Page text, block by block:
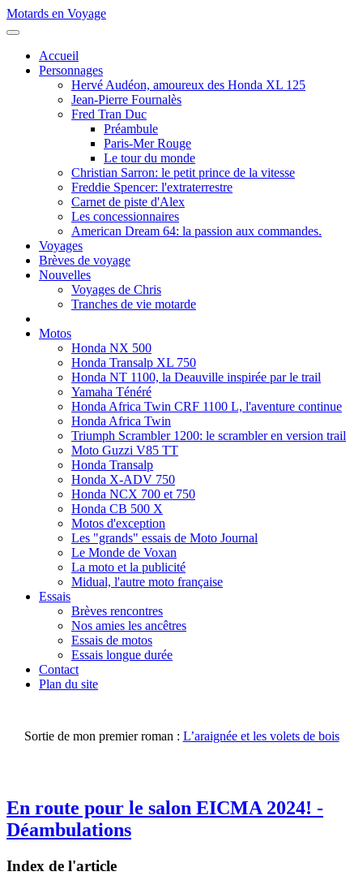
Motards en Voyage
Accueil
Personnages
Hervé Audéon, amoureux des Honda XL 125
Jean-Pierre Fournalès
Fred Tran Duc
Préambule
Paris-Mer Rouge
Le tour du monde
Christian Sarron: le petit prince de la vitesse
Freddie Spencer: l'extraterrestre
Carnet de piste d'Alex
Les concessionnaires
American Dream 64: la passion aux commandes.
Voyages
Brèves de voyage
Nouvelles
Voyages de Chris
Tranches de vie motarde
Motos
Honda NX 500
Honda Transalp XL 750
Honda NT 1100, la Deauville inspirée par le trail
Yamaha Ténéré
Honda Africa Twin CRF 1100 L, l'aventure continue
Honda Africa Twin
Triumph Scrambler 1200: le scrambler en version trail
Moto Guzzi V85 TT
Honda Transalp
Honda X-ADV 750
Honda NCX 700 et 750
Honda CB 500 X
Motos d'exception
Les "grands" essais de Moto Journal
Le Monde de Voxan
La moto et la publicité
Midual, l'autre moto française
Essais
Brèves rencontres
Nos amies les ancêtres
Essais de motos
Essais longue durée
Contact
Plan du site
Sortie de mon premier roman : L’araignée et les volets de bois
En route pour le salon EICMA 2024! -
Déambulations
Index de l'article